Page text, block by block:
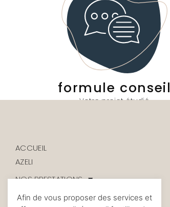
formule conseil
Votre projet étudié
ACCUEIL
AZELI
NOS PRESTATIONS
TÉMOIGNAGES
Afin de vous proposer des services et